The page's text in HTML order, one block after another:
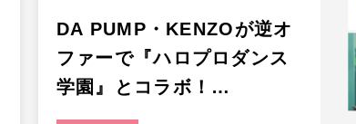
DA PUMP・KENZOが逆オ
ファーで『ハロプロダンス
学園』とコラボ！…